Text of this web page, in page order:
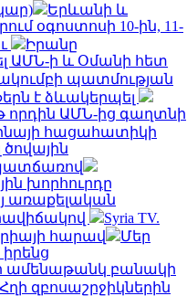
Երևանի և
օգոստոսի 10-ին, 11-
Իրանը
ԱՄՆ-ի և Օմանի հետ
ակումբի պատմության
է ձևակերպել
որդին ԱՄՆ-ից գաղտնի
հացահատիկի
խորհուրդը
առաքելական
Syria TV.
հարավ
Մեր
իրենց
ամենաթանկ բանակի
Հղի զբոսաշրջիկներին